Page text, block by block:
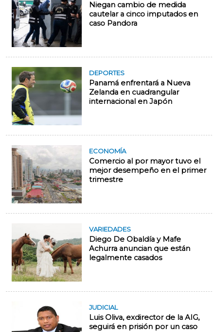
Niegan cambio de medida
cautelar a cinco imputados en
caso Pandora
DEPORTES
Panamá enfrentará a Nueva
Zelanda en cuadrangular
internacional en Japón
ECONOMÍA
Comercio al por mayor tuvo el
mejor desempeño en el primer
trimestre
VARIEDADES
Diego De Obaldía y Mafe
Achurra anuncian que están
legalmente casados
JUDICIAL
Luis Oliva, exdirector de la AIG,
seguirá en prisión por un caso